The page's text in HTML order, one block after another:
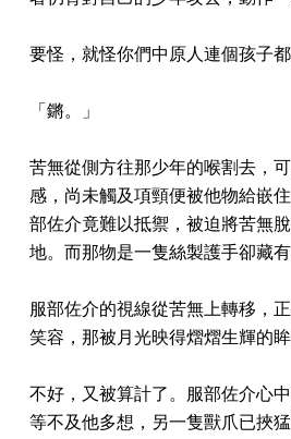
要怪，就怪你們中原人連個孩子
「鏘。」
苦無從側方往那少年的喉割去，
感，尚未觸及項頸便被他物給嵌
部佐介竟難以抵禦，被迫將苦無
地。而那物是一隻絲製護手卻藏有
服部佐介的視線從苦無上轉移，
笑容，那被月光映得熠熠生輝的眸
不好，又被算計了。服部佐介心
等不及他多想，另一隻獸爪已挾猛